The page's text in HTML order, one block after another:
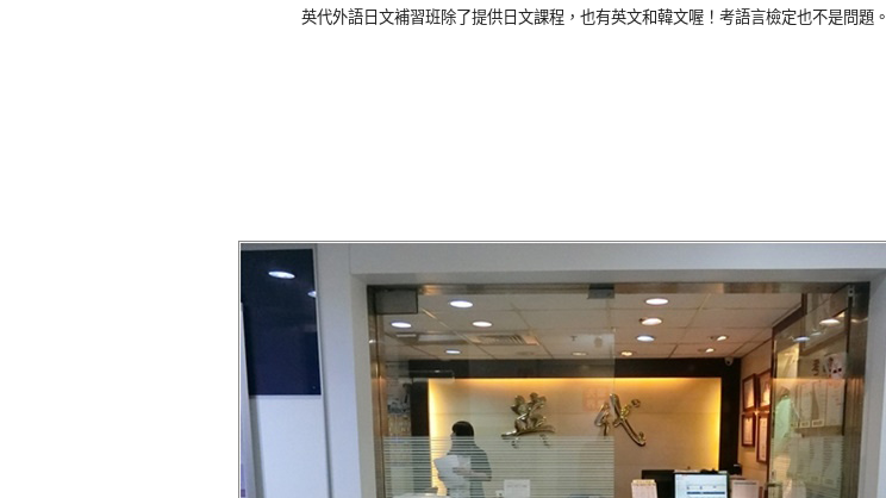
英代外語日文補習班除了提供日文課程，也有英文和韓文喔！考語言檢定也不是問題。